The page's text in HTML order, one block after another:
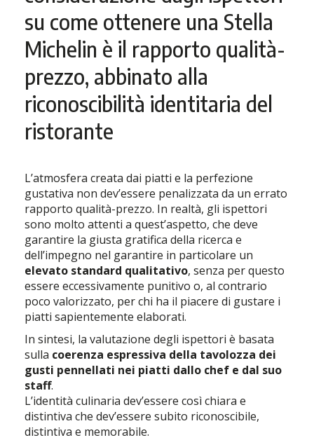
su come ottenere una Stella
Michelin è il rapporto qualità-
prezzo, abbinato alla
riconoscibilità identitaria del
ristorante
L’atmosfera creata dai piatti e la perfezione
gustativa non dev’essere penalizzata da un errato
rapporto qualità-prezzo. In realtà, gli ispettori
sono molto attenti a quest’aspetto, che deve
garantire la giusta gratifica della ricerca e
dell’impegno nel garantire in particolare un
elevato standard qualitativo, senza per questo
essere eccessivamente punitivo o, al contrario
poco valorizzato, per chi ha il piacere di gustare i
piatti sapientemente elaborati.
In sintesi, la valutazione degli ispettori è basata
sulla coerenza espressiva della tavolozza dei
gusti pennellati nei piatti dallo chef e dal suo
staff.
L’identità culinaria dev’essere così chiara e
distintiva che dev’essere subito riconoscibile,
distintiva e memorabile.